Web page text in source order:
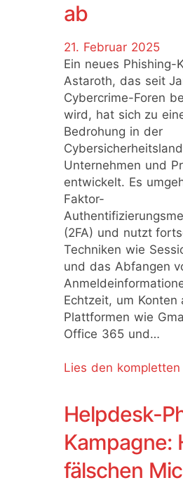
ab
21. Februar 2025
Ein neues Phishing-
Astaroth, das seit
Cybercrime-Foren
wird, hat sich zu
Bedrohung in der
Unternehmen und
entwickelt. Es
Faktor-
(2FA) und nutzt
Techniken wie
und das Abfangen
Echtzeit, um Konten
Plattformen wie
Office 365 und…
Lies den kompletten
Helpdesk-
Kampagne:
fälschen